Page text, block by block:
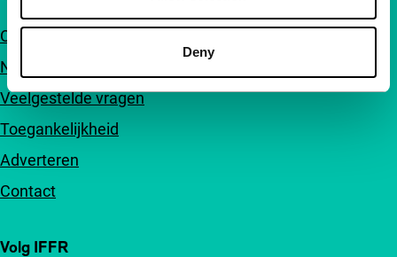
Deny
Over ons
Nieuwsbrieven
Veelgestelde vragen
Toegankelijkheid
Adverteren
Contact
Volg IFFR